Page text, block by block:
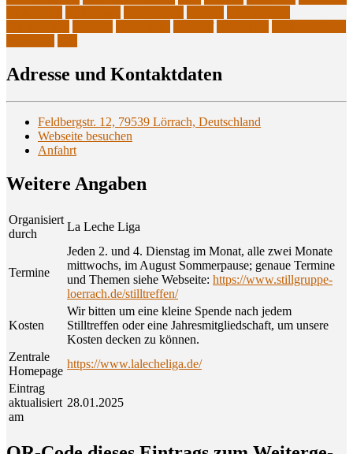
Adres­se und Kontaktdaten
Feldbergstr. 12, 79539 Lörrach, Deutschland
Webseite besuchen
Anfahrt
Wei­te­re Angaben
Organisiert
durch
La Leche Liga
Termine
Jeden 2. und 4. Dienstag im Monat, alle zwei Monate
mittwochs, im August Sommerpause; genaue Termine
und Themen siehe Webseite: https://www.stillgruppe-
loerrach.de/stilltreffen/
Kosten
Wir bitten um eine kleine Spende nach jedem
Stilltreffen oder eine Jahresmitgliedschaft, um unsere
Kosten decken zu können.
Zentrale
Homepage
https://www.lalecheliga.de/
Eintrag
aktualisiert
am
28.01.2025